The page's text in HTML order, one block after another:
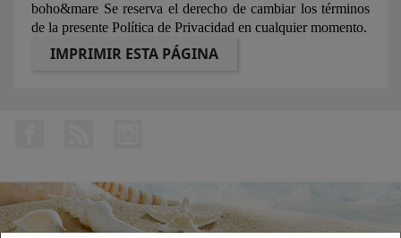
boho&mare Se reserva el derecho de cambiar los términos
de la presente Política de Privacidad en cualquier momento.